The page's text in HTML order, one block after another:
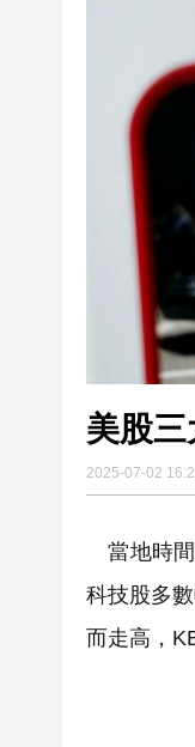
美股
2025-07-02
當地時間
科技股多
而走高，